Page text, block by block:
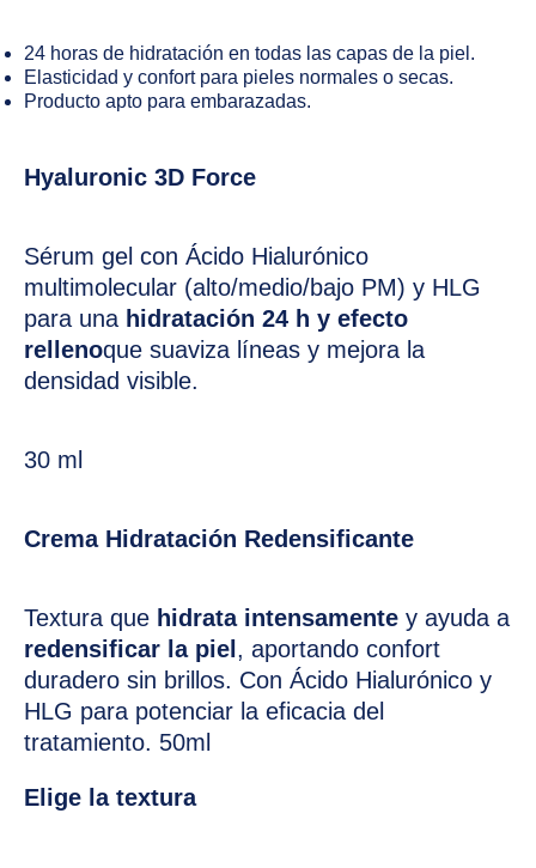
24 horas de hidratación en todas las capas de la piel.
Elasticidad y confort para pieles normales o secas.
Producto apto para embarazadas.
Hyaluronic 3D Force
Sérum gel con Ácido Hialurónico
multimolecular (alto/medio/bajo PM) y HLG
para una hidratación 24 h y efecto
rellenoque suaviza líneas y mejora la
densidad visible.
30 ml
Crema Hidratación Redensificante
Textura que hidrata intensamente y ayuda a
redensificar la piel, aportando confort
duradero sin brillos. Con Ácido Hialurónico y
HLG para potenciar la eficacia del
tratamiento. 50ml
Elige la textura